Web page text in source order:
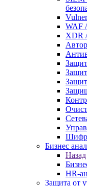
WAF
XDR
Бизнес
Назад
HR-
Защита от